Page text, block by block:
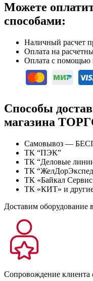
Можете
способами:
Наличный расчет
Оплата на
Оплата с
Способы
магазина
Самовывоз —
ТК “ПЭК”
ТК “Деловые
ТК
ТК «Байкал
ТК «КИТ» и
Доставим
Сопровождение клиента